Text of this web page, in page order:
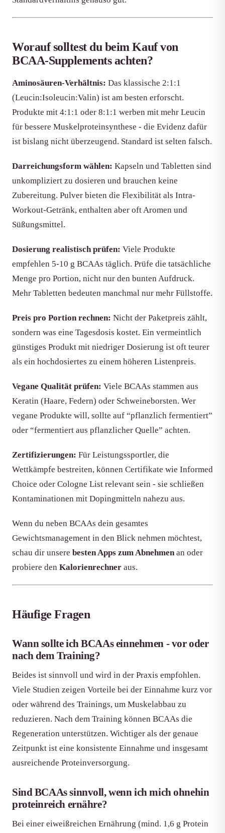
Worauf solltest du beim Kauf von
BCAA-Supplements achten?
Aminosäuren-Verhältnis: Das klassische 2:1:1
(Leucin:Isoleucin:Valin) ist am besten erforscht.
Produkte mit 4:1:1 oder 8:1:1 werben mit mehr Leucin
für bessere Muskelproteinsynthese - die Evidenz dafür
ist bislang nicht überzeugend. Standard ist selten falsch.
Darreichungsform wählen: Kapseln und Tabletten sind
unkompliziert zu dosieren und brauchen keine
Zubereitung. Pulver bieten die Flexibilität als Intra-
Workout-Getränk, enthalten aber oft Aromen und
Süßungsmittel.
Dosierung realistisch prüfen: Viele Produkte
empfehlen 5-10 g BCAAs täglich. Prüfe die tatsächliche
Menge pro Portion, nicht nur den bunten Aufdruck.
Mehr Tabletten bedeuten manchmal nur mehr Füllstoffe.
Preis pro Portion rechnen: Nicht der Paketpreis zählt,
sondern was eine Tagesdosis kostet. Ein vermeintlich
günstiges Produkt mit niedriger Dosierung ist oft teurer
als ein hochdosiertes zu einem höheren Listenpreis.
Vegane Qualität prüfen: Viele BCAAs stammen aus
Keratin (Haare, Federn) oder Schweineborsten. Wer
vegane Produkte will, sollte auf “pflanzlich fermentiert”
oder “fermentiert aus pflanzlicher Quelle” achten.
Zertifizierungen: Für Leistungssportler, die
Wettkämpfe bestreiten, können Certifikate wie Informed
Choice oder Cologne List relevant sein - sie schließen
Kontaminationen mit Dopingmitteln nahezu aus.
Wenn du neben BCAAs dein gesamtes
Gewichtsmanagement in den Blick nehmen möchtest,
schau dir unsere besten Apps zum Abnehmenan oder
probiere den Kalorienrechner aus.
Häufige Fragen
Wann sollte ich BCAAs einnehmen - vor oder
nach dem Training?
Beides ist sinnvoll und wird in der Praxis empfohlen.
Viele Studien zeigen Vorteile bei der Einnahme kurz vor
oder während des Trainings, um Muskelabbau zu
reduzieren. Nach dem Training können BCAAs die
Regeneration unterstützen. Wichtiger als der genaue
Zeitpunkt ist eine konsistente Einnahme und insgesamt
ausreichende Proteinversorgung.
Sind BCAAs sinnvoll, wenn ich mich ohnehin
proteinreich ernähre?
Bei einer eiweißreichen Ernährung (mind. 1,6 g Protein